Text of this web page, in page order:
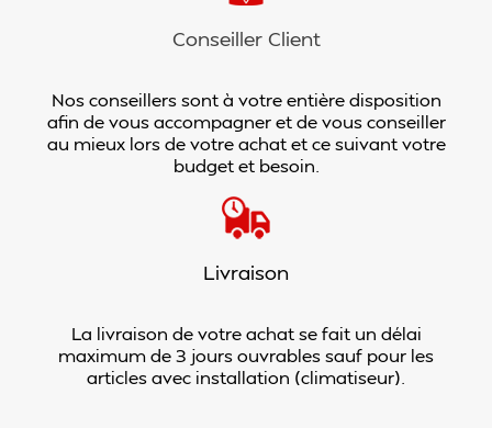
Conseiller Client
Nos conseillers sont à votre entière disposition
afin de vous accompagner et de vous conseiller
au mieux lors de votre achat et ce suivant votre
budget et besoin.
Livraison
La livraison de votre achat se fait un délai
maximum de 3 jours ouvrables sauf pour les
articles avec installation (climatiseur).